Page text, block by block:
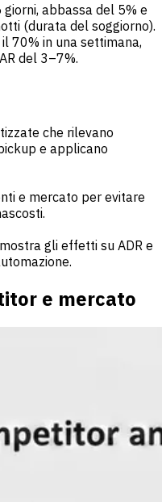
abbassa del 5% e
(durata del soggiorno).
70% in una settimana,
del 3–7%.
che rilevano
e applicano
e mercato per evitare
gli effetti su ADR e
e mercato